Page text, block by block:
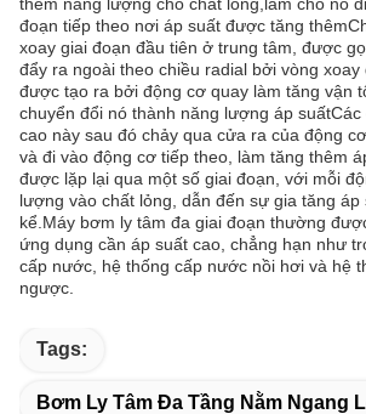
đoạn tiếp theo nơi áp suất được tăng
xoay giai đoạn đầu tiên ở trung tâm, được
đẩy ra ngoài theo chiều radial bởi vòng xoay
được tạo ra bởi động cơ quay làm tăng vận
chuyển đổi nó thành năng lượng áp
cao này sau đó chảy qua cửa ra của động
và đi vào động cơ tiếp theo, làm tăng thêm
được lặp lại qua một số giai đoạn, với mỗi
lượng vào chất lỏng, dẫn đến sự gia tăng áp
kể.Máy bơm ly tâm đa giai đoạn thường
ứng dụng cần áp suất cao, chẳng hạn như
cấp nước, hệ thống cấp nước nồi hơi và hệ
ngược.
Tags:
Bơm Ly Tâm Đa Tầng Nằm Ngang